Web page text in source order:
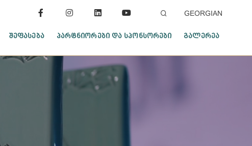
GEORGIAN
ᲨᲔᲤᲐᲡᲔᲑᲐ ᲞᲐᲠᲢᲜᲘᲝᲠᲔᲑᲘ ᲓᲐ ᲡᲞᲝᲜᲡᲝᲠᲔᲑᲘ ᲒᲐᲚᲔᲠᲔᲐ